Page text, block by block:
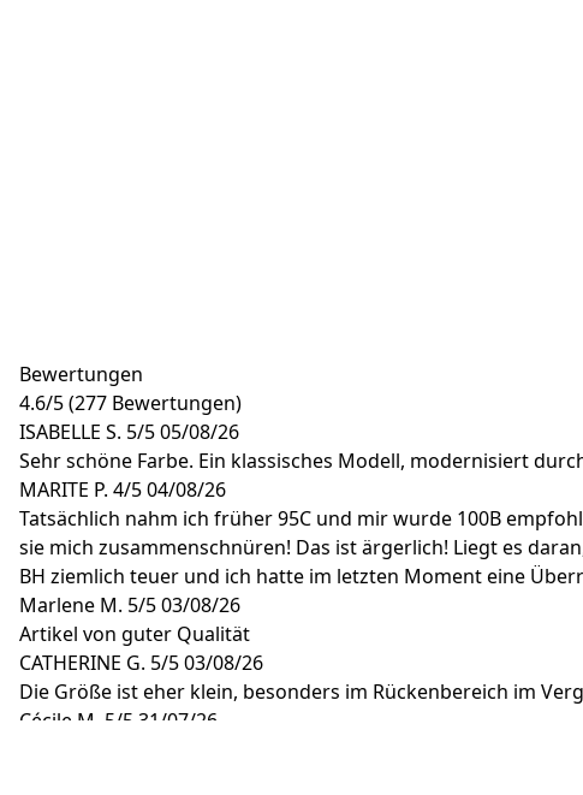
Bewertungen
4.6/5(277 Bewertungen)
ISABELLE S. 5/505/08/26
Sehr schöne Farbe. Ein klassisches Modell, modernisiert
MARITE P. 4/504/08/26
Tatsächlich nahm ich früher 95C und mir wurde 100B
sie mich zusammenschnüren! Das ist ärgerlich! Liegt es
BH ziemlich teuer und ich hatte im letzten Moment eine
Marlene M. 5/503/08/26
Artikel von guter Qualität
CATHERINE G. 5/503/08/26
Die Größe ist eher klein, besonders im Rückenbereich im
Cécile M. 5/5 31/07/26